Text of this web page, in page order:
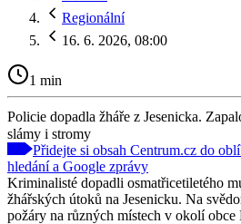
Regionální
16. 6. 2026, 08:00
1 min
Policie dopadla žháře z Jesenicka.
slámy i stromy
Přidejte si obsah Centrum.cz do
hledání a Google zprávy
Kriminalisté dopadli osmatřicetiletého
žhářských útoků na Jesenicku. Na
požáry na různých místech v okolí